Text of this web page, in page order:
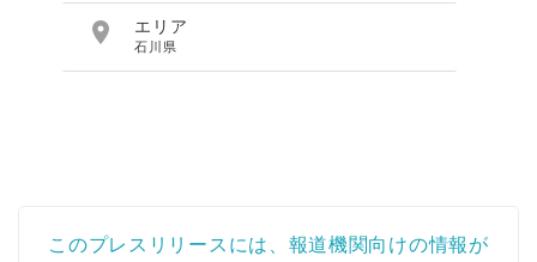
 エリア
石川県
このプレスリリースには、報道機関向けの情報が